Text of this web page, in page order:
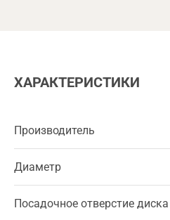
ХАРАКТЕРИСТИКИ
Производитель
Диаметр
Посадочное отверстие диска